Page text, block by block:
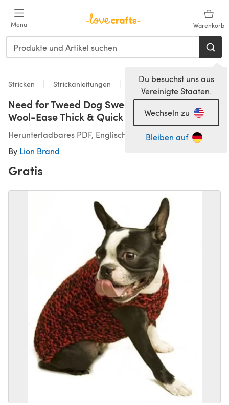
Menu Warenkorb
Du besuchst uns aus
Vereinigte Staaten.
Wechseln zu
Bleiben auf
Stricken Strickanleitungen Pet Clothing
Need for Tweed Dog Sweater Lion Brand
Wool-Ease Thick & Quick - 60539
Herunterladbares PDF, Englisch
By Lion Brand
Gratis